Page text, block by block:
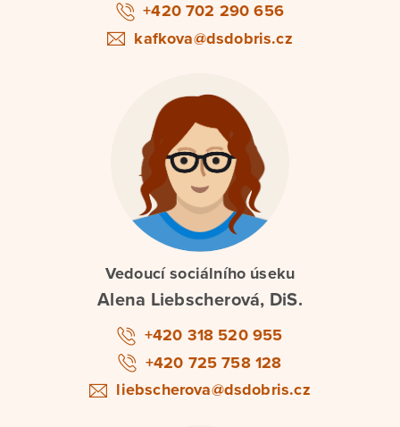
+420 702 290 656
kafkova@dsdobris.cz
Vedoucí sociálního úseku
Alena Liebscherová, DiS.
+420 318 520 955
+420 725 758 128
liebscherova@dsdobris.cz